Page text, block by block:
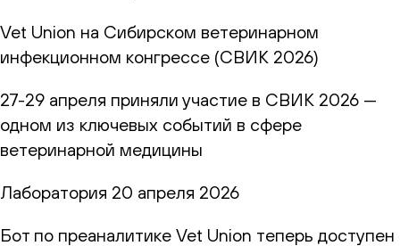
Vet Union на Сибирском ветеринарном
инфекционном конгрессе (СВИК 2026)
27-29 апреля приняли участие в СВИК 2026 —
одном из ключевых событий в сфере
ветеринарной медицины
Лаборатория 20 апреля 2026
Бот по преаналитике Vet Union теперь доступен